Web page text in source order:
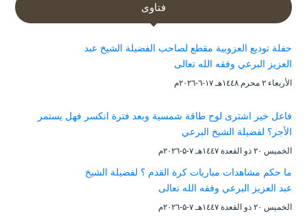
فتاوى
حفلة توديع العزوبية مقطع لصاحب الفضيلة الشيخ عبد
العزيز البرعي وفقه الله تعالى
الأربعاء ۲ محرم ۱٤٤۸هـ ۱۷-٦-۲۰۲٦م
فاعل خير اشترى لوح طاقة شمسية وبعد فترة انكسر فهل يستمر
الأجر؟ لفضيلة الشيخ البرعي
الخميس ۲۰ ذو القعدة ۱٤٤۷هـ ۷-۵-۲۰۲٦م
ما حكم مشاهدات مباريات كرة القدم ؟ لفضيلة الشيخ
عبد العزيز البرعي وفقه الله تعالى
الخميس ۲۰ ذو القعدة ۱٤٤۷هـ ۷-۵-۲۰۲٦م